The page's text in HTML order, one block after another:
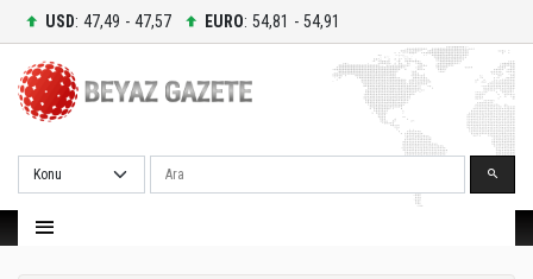
USD: 47,49 - 47,57 EURO: 54,81 - 54,91
Ara